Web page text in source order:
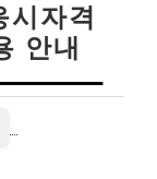
자격
안내